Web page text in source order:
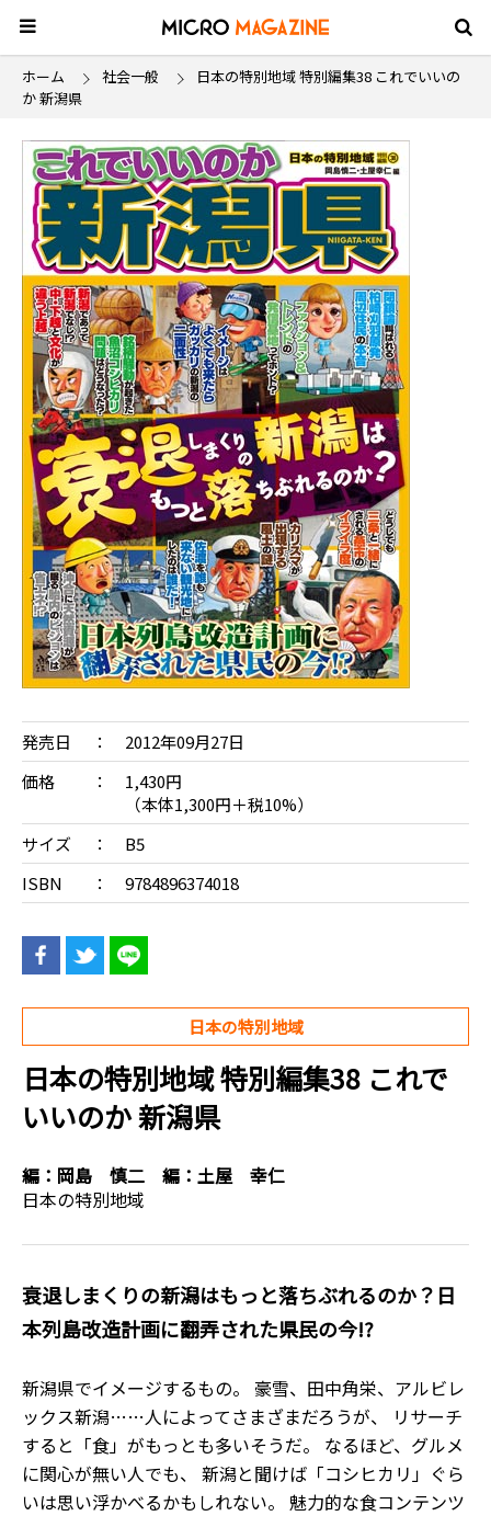
ホーム 社会一般
日本の特別地域 特別編集38 これでいいの
か 新潟県
発売日
2012年09月27日
価格
1,430円
（本体1,300円＋税10%）
サイズ
B5
ISBN
9784896374018
日本の特別地域
日本の特別地域 特別編集38 これで
いいのか 新潟県
編： 岡島 慎二 編： 土屋 幸仁
日本の特別地域
衰退しまくりの新潟はもっと落ちぶれるのか？日
本列島改造計画に翻弄された県民の今!?
新潟県でイメージするもの。 豪雪、田中角栄、アルビレ
ックス新潟……人によってさまざまだろうが、 リサーチ
すると「食」がもっとも多いそうだ。 なるほど、グルメ
に関心が無い人でも、 新潟と聞けば「コシヒカリ」ぐら
いは思い浮かべるかもしれない。 魅力的な食コンテンツ